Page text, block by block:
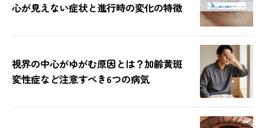
心が見えない症状と進行時の変化の特徴
視界の中心がゆがむ原因とは？加齢黄斑
変性症など注意すべき6つの病気